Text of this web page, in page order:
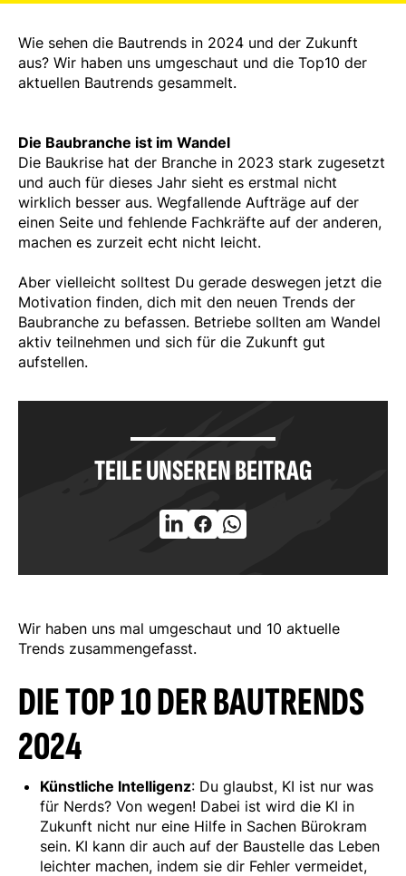
Wie sehen die Bautrends in 2024 und der Zukunft
aus? Wir haben uns umgeschaut und die Top10 der
aktuellen Bautrends gesammelt.
Die Baubranche ist im Wandel
Die Baukrise hat der Branche in 2023 stark zugesetzt
und auch für dieses Jahr sieht es erstmal nicht
wirklich besser aus. Wegfallende Aufträge auf der
einen Seite und fehlende Fachkräfte auf der anderen,
machen es zurzeit echt nicht leicht.
Aber vielleicht solltest Du gerade deswegen jetzt die
Motivation finden, dich mit den neuen Trends der
Baubranche zu befassen. Betriebe sollten am Wandel
aktiv teilnehmen und sich für die Zukunft gut
aufstellen.
TEILE UNSEREN BEITRAG
Wir haben uns mal umgeschaut und 10 aktuelle
Trends zusammengefasst.
DIE TOP 10 DER BAUTRENDS
2024
Künstliche Intelligenz: Du glaubst, KI ist nur was
für Nerds? Von wegen! Dabei ist wird die KI in
Zukunft nicht nur eine Hilfe in Sachen Bürokram
sein. KI kann dir auch auf der Baustelle das Leben
leichter machen, indem sie dir Fehler vermeidet,